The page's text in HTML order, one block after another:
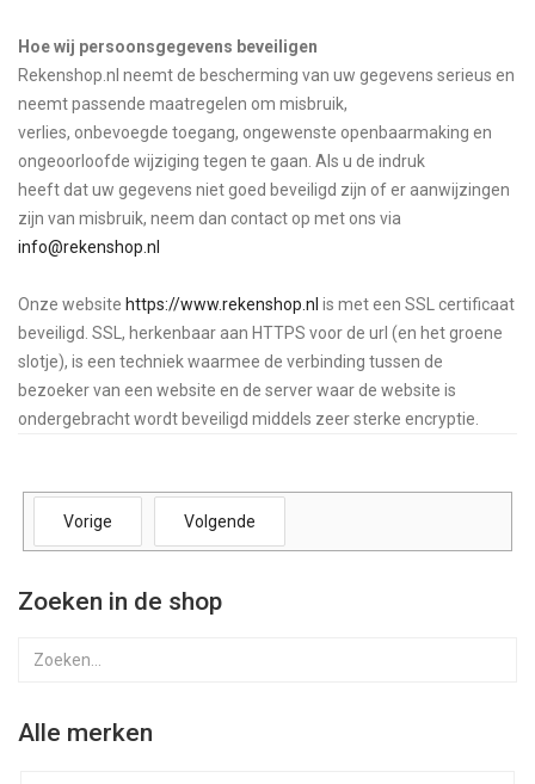
Hoe wij persoonsgegevens beveiligen
Rekenshop.nl neemt de bescherming van uw gegevens serieus en
neemt passende maatregelen om misbruik,
verlies, onbevoegde toegang, ongewenste openbaarmaking en
ongeoorloofde wijziging tegen te gaan. Als u de indruk
heeft dat uw gegevens niet goed beveiligd zijn of er aanwijzingen
zijn van misbruik, neem dan contact op met ons via
info@rekenshop.nl
Onze website https://www.rekenshop.nl is met een SSL certificaat
beveiligd. SSL, herkenbaar aan HTTPS voor de url (en het groene
slotje), is een techniek waarmee de verbinding tussen de
bezoeker van een website en de server waar de website is
ondergebracht wordt beveiligd middels zeer sterke encryptie.
Vorige Volgende
Zoeken in de shop
Alle merken